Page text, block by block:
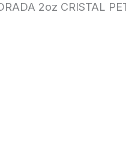
2oz CRISTAL